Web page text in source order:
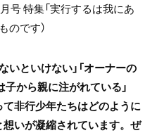
号 特集「実行するは我にあ
のです）
いといけない」「オーナーの
子から親に注がれている」
非行少年たちはどのように
いが凝縮されています。ぜ